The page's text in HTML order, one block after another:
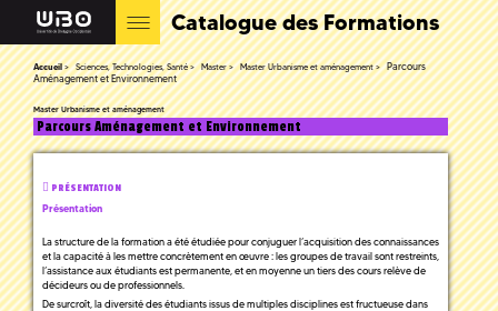
Catalogue des Formations
Accueil Sciences, Technologies, Santé Master Master Urbanisme et aménagement
Parcours
Aménagement et Environnement
Master Urbanisme et aménagement
Parcours Aménagement et Environnement
PRÉSENTATION
Présentation
La structure de la formation a été étudiée pour conjuguer l’acquisition des connaissances
et la capacité à les mettre concrètement en œuvre : les groupes de travail sont restreints,
l’assistance aux étudiants est permanente, et en moyenne un tiers des cours relève de
décideurs ou de professionnels.
De surcroît, la diversité des étudiants issus de multiples disciplines est fructueuse dans